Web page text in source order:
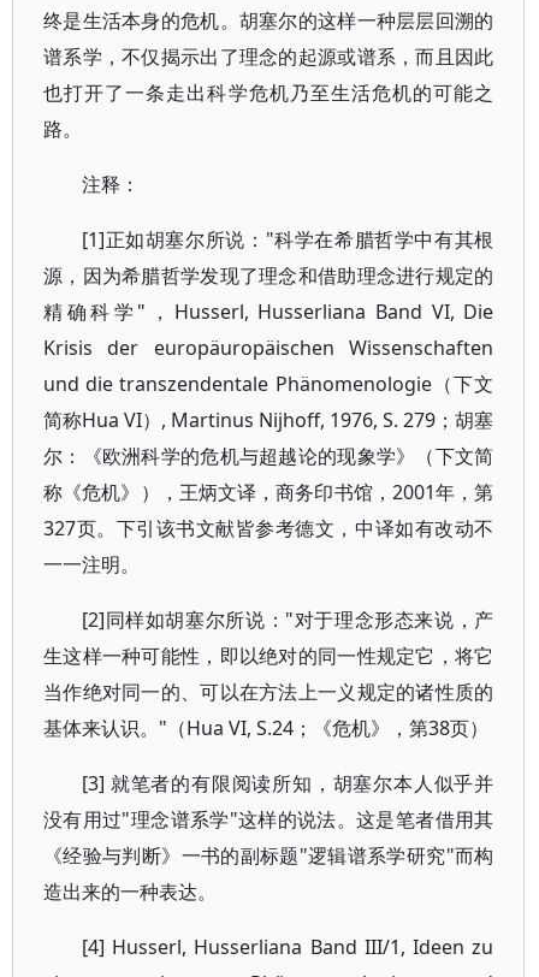
终是生活本身的危机。胡塞尔的这样一种层层回溯的
谱系学，不仅揭示出了理念的起源或谱系，而且因此
也打开了一条走出科学危机乃至生活危机的可能之
路。
注释：
[1]正如胡塞尔所说："科学在希腊哲学中有其根
源，因为希腊哲学发现了理念和借助理念进行规定的
精确科学"，Husserl, Husserliana Band VI, Die
Krisis der europäuropäischen Wissenschaften
und die transzendentale Phänomenologie（下文
简称Hua VI）, Martinus Nijhoff, 1976, S. 279；胡塞
尔：《欧洲科学的危机与超越论的现象学》（下文简
称《危机》），王炳文译，商务印书馆，2001年，第
327页。下引该书文献皆参考德文，中译如有改动不
一一注明。
[2]同样如胡塞尔所说："对于理念形态来说，产
生这样一种可能性，即以绝对的同一性规定它，将它
当作绝对同一的、可以在方法上一义规定的诸性质的
基体来认识。"（Hua VI, S.24；《危机》，第38页）
[3] 就笔者的有限阅读所知，胡塞尔本人似乎并
没有用过"理念谱系学"这样的说法。这是笔者借用其
《经验与判断》一书的副标题"逻辑谱系学研究"而构
造出来的一种表达。
[4] Husserl, Husserliana Band III/1, Ideen zu